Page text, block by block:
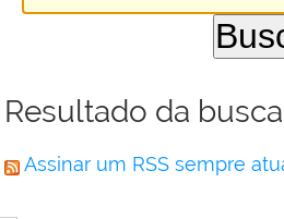
Resultado da busca
Assinar um RSS sempre